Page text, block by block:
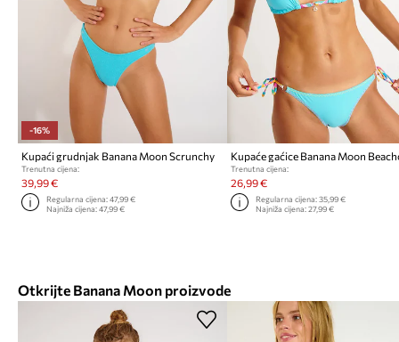
-16%
Kupaći grudnjak Banana Moon Scrunchy
Trenutna cijena:
39,99 €
Regularna cijena:47,99 €
Najniža cijena:47,99 €
Kupaće gaćice Banana Moon
Trenutna cijena:
26,99 €
Regularna cijena: 35,99 €
Najniža cijena: 27,99 €
Otkrijte Banana Moon proizvode